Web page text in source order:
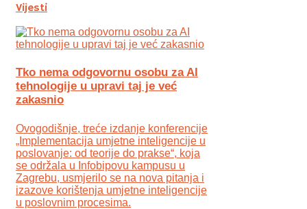
Vijesti
Tko nema odgovornu osobu za AI
tehnologije u upravi taj je već
zakasnio
Ovogodišnje, treće izdanje konferencije
„Implementacija umjetne inteligencije u
poslovanje: od teorije do prakse“, koja
se održala u Infobipovu kampusu u
Zagrebu, usmjerilo se na nova pitanja i
izazove korištenja umjetne inteligencije
u poslovnim procesima.